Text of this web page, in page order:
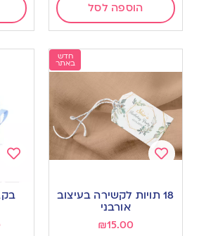
הוספה לסל
חדש
באתר
to
wishlist
18 תויות לקשירה בעיצוב
אורבני
₪15.00